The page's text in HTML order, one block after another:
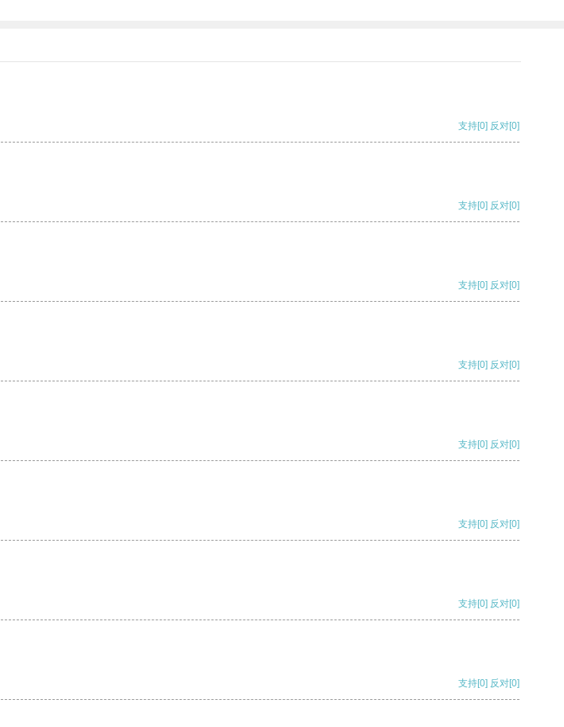
支持[0] 反对[0]
支持[0] 反对[0]
支持[0] 反对[0]
支持[0] 反对[0]
支持[0] 反对[0]
支持[0] 反对[0]
支持[0] 反对[0]
支持[0] 反对[0]